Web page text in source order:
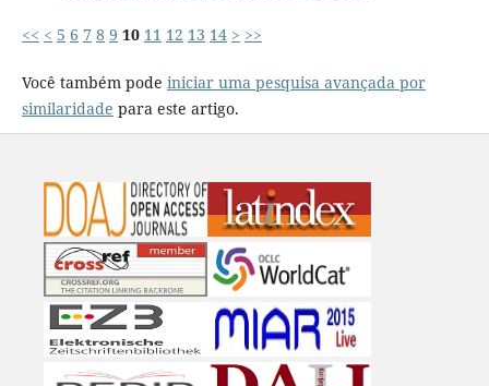
<< < 5 6 7 8 9 10 11 12 13 14 > >>
Você também pode iniciar uma pesquisa avançada por
similaridade para este artigo.